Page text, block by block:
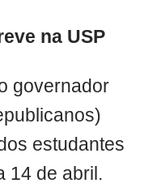
na USP
governador
estudantes
14 de abril.